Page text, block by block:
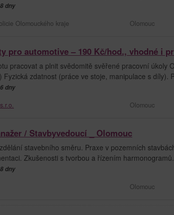
dny
Olomouckého kraje Olomouc
pro automotive – 190 Kč/hod., vhodné i
pracovat a plnit svědomitě svěřené pracovní úkoly
Fyzická zdatnost (práce ve stoje, manipulace s díly).
dny
Olomouc
/ Stavbyvedoucí _ Olomouc
stavebního směru. Praxe v pozemních
Zkušenosti s tvorbou a řízením
dny
Olomouc